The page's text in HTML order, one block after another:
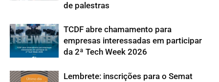
de palestras
TCDF abre chamamento para
empresas interessadas em participar
da 2ª Tech Week 2026
Lembrete: inscrições para o Semat